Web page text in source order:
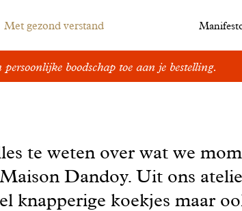
Met gezond verstand
persoonlijke boodschap toe aan je bestelling.
te weten over wat we
Dandoy. Uit ons
knapperige koekjes maar